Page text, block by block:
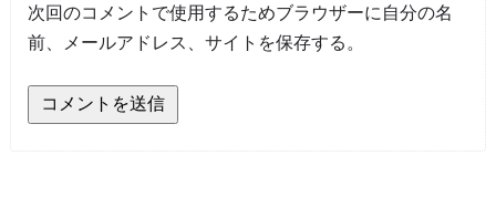
次回のコメントで使用するためブラウザーに自分の名
前、メールアドレス、サイトを保存する。